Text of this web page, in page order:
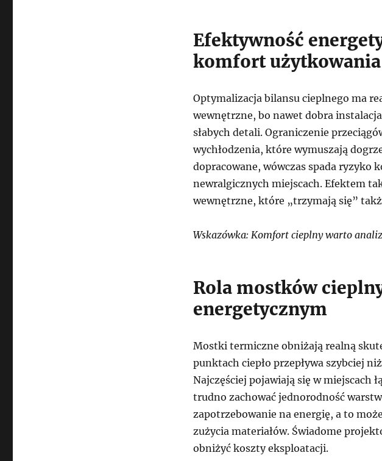
Efektywność
komfort użytkowania
Optymalizacja bilansu cieplnego ma
wewnętrzne, bo nawet dobra
słabych detali. Ograniczenie
wychłodzenia, które wymuszają
dopracowane, wówczas spada ryzyko
newralgicznych miejscach. Efektem
wewnętrzne, które „trzymają się”
Wskazówka: Komfort cieplny warto
Rola mostków
energetycznym
Mostki termiczne obniżają realną
punktach ciepło przepływa szybciej
Najczęściej pojawiają się w miejscach
trudno zachować jednorodność
zapotrzebowanie na energię, a to
zużycia materiałów. Świadome
obniżyć koszty eksploatacji.